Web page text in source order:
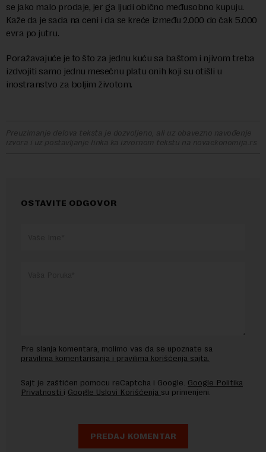
se jako malo prodaje, jer ga ljudi obično međusobno kupuju.
Kaže da je sada na ceni i da se kreće između 2.000 do čak 5.000
evra po jutru.
Poražavajuće je to što za jednu kuću sa baštom i njivom treba
izdvojiti samo jednu mesečnu platu onih koji su otišli u
inostranstvo za boljim životom.
Preuzimanje delova teksta je dozvoljeno, ali uz obavezno navođenje
izvora i uz postavljanje linka ka izvornom tekstu na novaekonomija.rs
OSTAVITE ODGOVOR
Pre slanja komentara, molimo vas da se upoznate sa
pravilima komentarisanja i pravilima korišćenja sajta.
Sajt je zaštićen pomocu reCaptcha i Google. Google Politika
Privatnosti i Google Uslovi Korišćenja su primenjeni.